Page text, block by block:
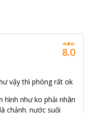
vậy thì phòng rất ok
hình như ko phải nhân
chảnh. nước suối
8.0